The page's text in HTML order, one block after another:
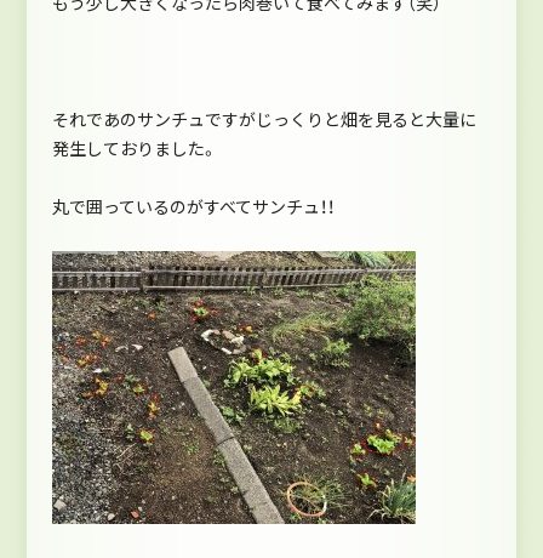
それであのサンチュですがじっくりと畑を見ると大量に
発生しておりました。
丸で囲っているのがすべてサンチュ！！